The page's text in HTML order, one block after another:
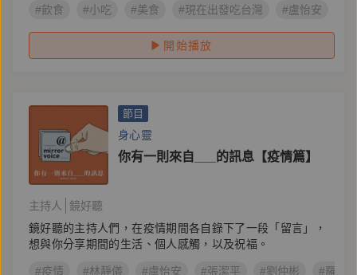
#飲食 #小吃 #美食 #現在出發吃台灣 #盧怡安
開始播放
節目
身心靈
你有一則來自___的訊息【疫情篇】
主持人
鏡好聽
鏡好聽的主持人們，在疫情期間各自錄下了一段「留言」，
想與你分享期間的生活、個人感觸，以及祝福。
#疫情 #林靜儀 #盧怡安 #張潔平 #劉仲彬 #羅浥